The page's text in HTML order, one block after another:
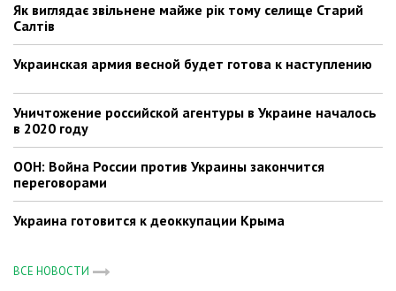
Як виглядає звільнене майже рік тому селище Старий
Салтів
Украинская армия весной будет готова к наступлению
Уничтожение российской агентуры в Украине началось
в 2020 году
ООН: Война России против Украины закончится
переговорами
Украина готовится к деоккупации Крыма
ВСЕ НОВОСТИ